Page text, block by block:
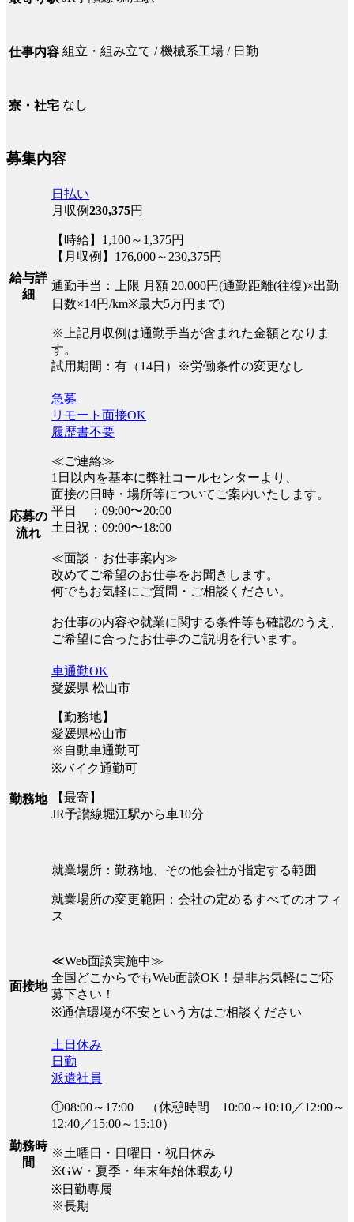
仕事内容 組立・組み立て / 機械系工場 / 日勤
寮・社宅 なし
募集内容
給与詳
細
日払い
月収例230,375円
【時給】1,100～1,375円
【月収例】176,000～230,375円
通勤手当：上限 月額 20,000円(通勤距離(往復)×出勤
日数×14円/km※最大5万円まで)
※上記月収例は通勤手当が含まれた金額となりま
す。
試用期間：有（14日）※労働条件の変更なし
応募の
流れ
急募
リモート面接OK
履歴書不要
≪ご連絡≫
1日以内を基本に弊社コールセンターより、
面接の日時・場所等についてご案内いたします。
平日 ：09:00〜20:00
土日祝：09:00〜18:00
≪面談・お仕事案内≫
改めてご希望のお仕事をお聞きします。
何でもお気軽にご質問・ご相談ください。
お仕事の内容や就業に関する条件等も確認のうえ、
ご希望に合ったお仕事のご説明を行います。
勤務地
車通勤OK
愛媛県 松山市
【勤務地】
愛媛県松山市
※自動車通勤可
※バイク通勤可
【最寄】
JR予讃線堀江駅から車10分
就業場所：勤務地、その他会社が指定する範囲
就業場所の変更範囲：会社の定めるすべてのオフィ
ス
面接地
≪Web面談実施中≫
全国どこからでもWeb面談OK！是非お気軽にご応
募下さい！
※通信環境が不安という方はご相談ください
勤務時
間
土日休み
日勤
派遣社員
①08:00～17:00 （休憩時間 10:00～10:10／12:00～
12:40／15:00～15:10）
※土曜日・日曜日・祝日休み
※GW・夏季・年末年始休暇あり
※日勤専属
※長期